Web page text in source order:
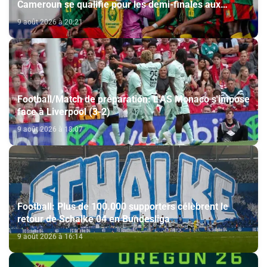
Cameroun se qualifie pour les demi-finales aux
dépens du Nigeria (1-0)
9 août 2026 à 20:21
Football/Match de préparation: L'AS Monaco s'impose
face à Liverpool (3-2)
9 août 2026 à 18:07
Football: Plus de 100.000 supporters célèbrent le
retour de Schalke 04 en Bundesliga
9 août 2026 à 16:14